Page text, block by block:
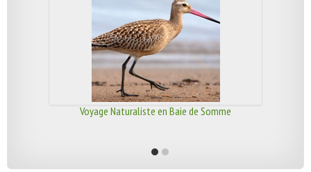
Voyage Naturaliste en Baie de Somme